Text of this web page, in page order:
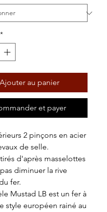
*
Ajouter au panier
et payer
2 pinçons en acier
de selle.
d'après masselottes
diminuer la rive
fer.
Mustad LB est un fer à
style européen rainé au